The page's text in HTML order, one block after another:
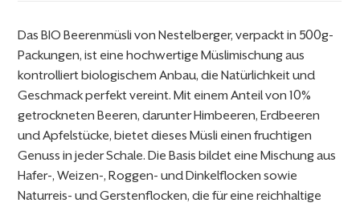
Das BIO Beerenmüsli von Nestelberger, verpackt in 500g-
Packungen, ist eine hochwertige Müslimischung aus
kontrolliert biologischem Anbau, die Natürlichkeit und
Geschmack perfekt vereint. Mit einem Anteil von 10%
getrockneten Beeren, darunter Himbeeren, Erdbeeren
und Apfelstücke, bietet dieses Müsli einen fruchtigen
Genuss in jeder Schale. Die Basis bildet eine Mischung aus
Hafer-, Weizen-, Roggen- und Dinkelflocken sowie
Naturreis- und Gerstenflocken, die für eine reichhaltige